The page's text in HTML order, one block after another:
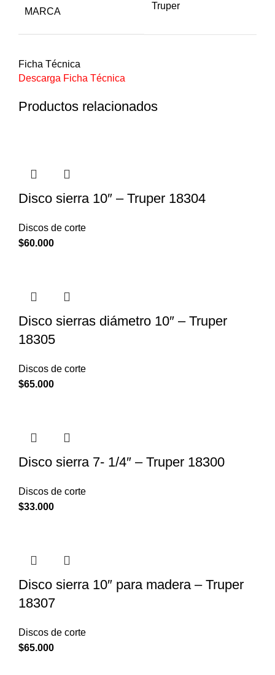
MARCA
Truper
Ficha Técnica
Descarga Ficha Técnica
Productos relacionados
Disco sierra 10″ – Truper 18304
Discos de corte
$60.000
Disco sierras diámetro 10″ – Truper
18305
Discos de corte
$65.000
Disco sierra 7- 1/4″ – Truper 18300
Discos de corte
$33.000
Disco sierra 10″ para madera – Truper
18307
Discos de corte
$65.000